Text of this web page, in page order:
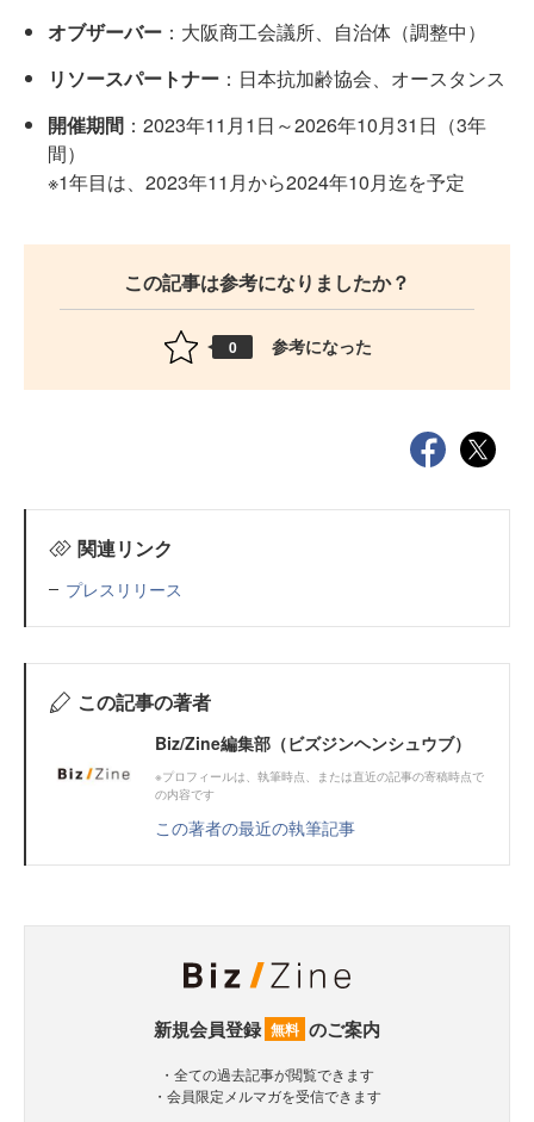
オブザーバー ：大阪商工会議所、自治体（調整中）
リソースパートナー ：日本抗加齢協会、オースタンス
開催期間 ：2023年11月1日～2026年10月31日（3年
間）
※1年目は、2023年11月から2024年10月迄を予定
この記事は参考になりましたか？
0 参考になった
関連リンク
プレスリリース
この記事の著者
Biz/Zine編集部（ビズジンヘンシュウブ）
※プロフィールは、執筆時点、または直近の記事の寄稿時点で
の内容です
この著者の最近の執筆記事
新規会員登録 無料 のご案内
・全ての過去記事が閲覧できます
・会員限定メルマガを受信できます